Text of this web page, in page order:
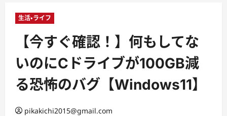
生活・ライフ
【今すぐ確認！】何もしてな
いのにCドライブが100GB減
る恐怖のバグ【Windows11】
pikakichi2015@gmail.com